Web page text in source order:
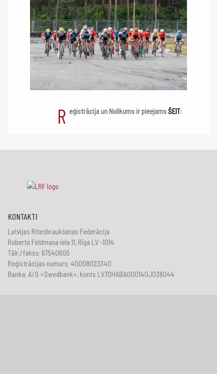
R eģistrācija un Nolikums ir pieejamsŠEIT:
KONTAKTI
Latvijas Riteņbraukšanas Federācija
Roberta Feldmaņa iela 11, Rīga LV -1014
Tālr./fakss: 67540605
Reģistrācijas numurs: 40008023340
Banka: A/S «Swedbank», konts LV70HABA000140J038044